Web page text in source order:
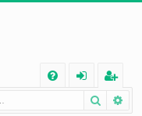
eg
Buscar